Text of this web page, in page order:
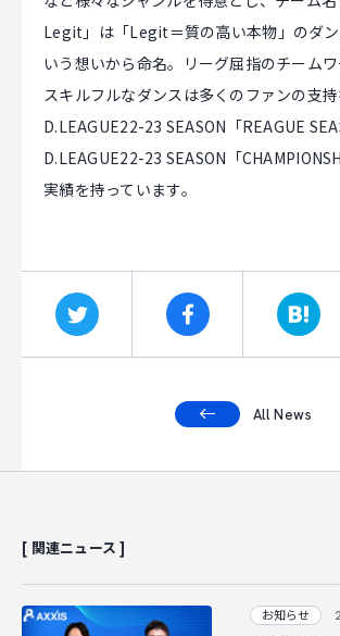
Legit」は「Legit＝質の高い本物」のダ
いう想いから命名。リーグ屈指のチーム
スキルフルなダンスは多くのファンの支持
D.LEAGUE22-23 SEASON「REAGUE
D.LEAGUE22-23 SEASON「
実績を持っています。
All News
[ 関連ニュース ]
お知らせ